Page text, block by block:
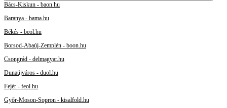
Bács-Kiskun - baon.hu
Baranya - bama.hu
Békés - beol.hu
Borsod-Abaúj-Zemplén - boon.hu
Csongrád - delmagyar.hu
Dunaújváros - duol.hu
Fejér - feol.hu
Győr-Moson-Sopron - kisalfold.hu